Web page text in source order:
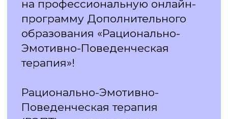
С данной программой вы станете